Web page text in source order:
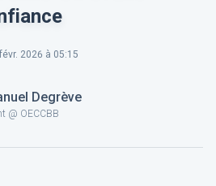
2026 à 05:15
Degrève
@ OECCBB